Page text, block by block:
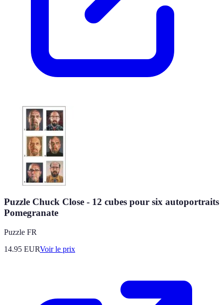
Puzzle Chuck Close - 12 cubes pour six autoportraits
Pomegranate
Puzzle FR
14.95 EURVoir le prix